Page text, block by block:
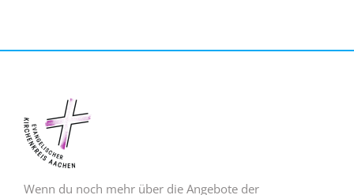
Wenn du noch mehr über die Angebote der